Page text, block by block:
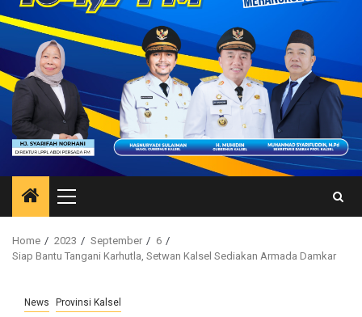
Primary
Menu
Home 2023 September
6
Siap Bantu Tangani Karhutla, Setwan Kalsel Sediakan Armada Damkar
News Provinsi Kalsel